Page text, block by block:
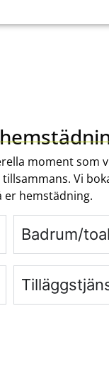
moment som
Vi
er hemstädning.
Badrum/